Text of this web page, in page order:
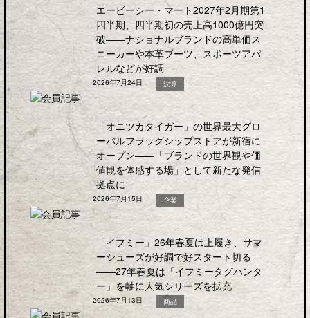
エービーシー・マート2027年2月期第1
四半期、四半期初の売上高1000億円突
破――ナショナルブランドの高単価ス
ニーカーや本革ブーツ、スポーツアパ
レルなどが好調
2026年7月24日 決算
「オニツカタイガー」の世界最大グロ
ーバルフラッグシップストアが新宿に
オープン――「ブランドの世界観や価
値観を体感する場」として新たな発信
拠点に
2026年7月15日 企業
「イフミー」26年春夏は上履き、サマ
ーシューズが好調で好スタート切る
――27年春夏は「イフミータグハンタ
ー」を軸に人気シリーズを拡充
2026年7月13日 商品